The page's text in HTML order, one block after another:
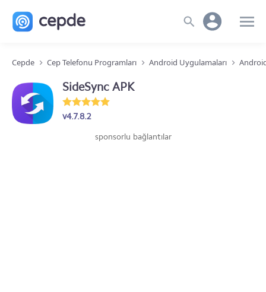
Cepde Cep Telefonu Programları Android Uygulamaları
SideSync APK
v4.7.8.2
sponsorlu bağlantılar